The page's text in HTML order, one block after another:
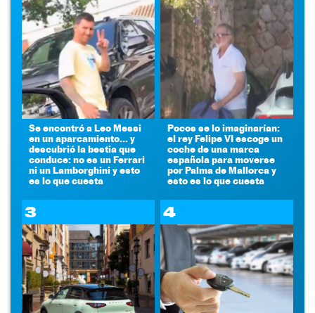
Se encontró a Leo Messi
en un aparcamiento... y
descubrió la bestia que
conduce: no es un Ferrari
ni un Lamborghini y esto
es lo que cuesta
Pocos se lo imaginarían:
el rey Felipe VI escoge un
coche de una marca
española para moverse
por Palma de Mallorca y
esto es lo que cuesta
3 4